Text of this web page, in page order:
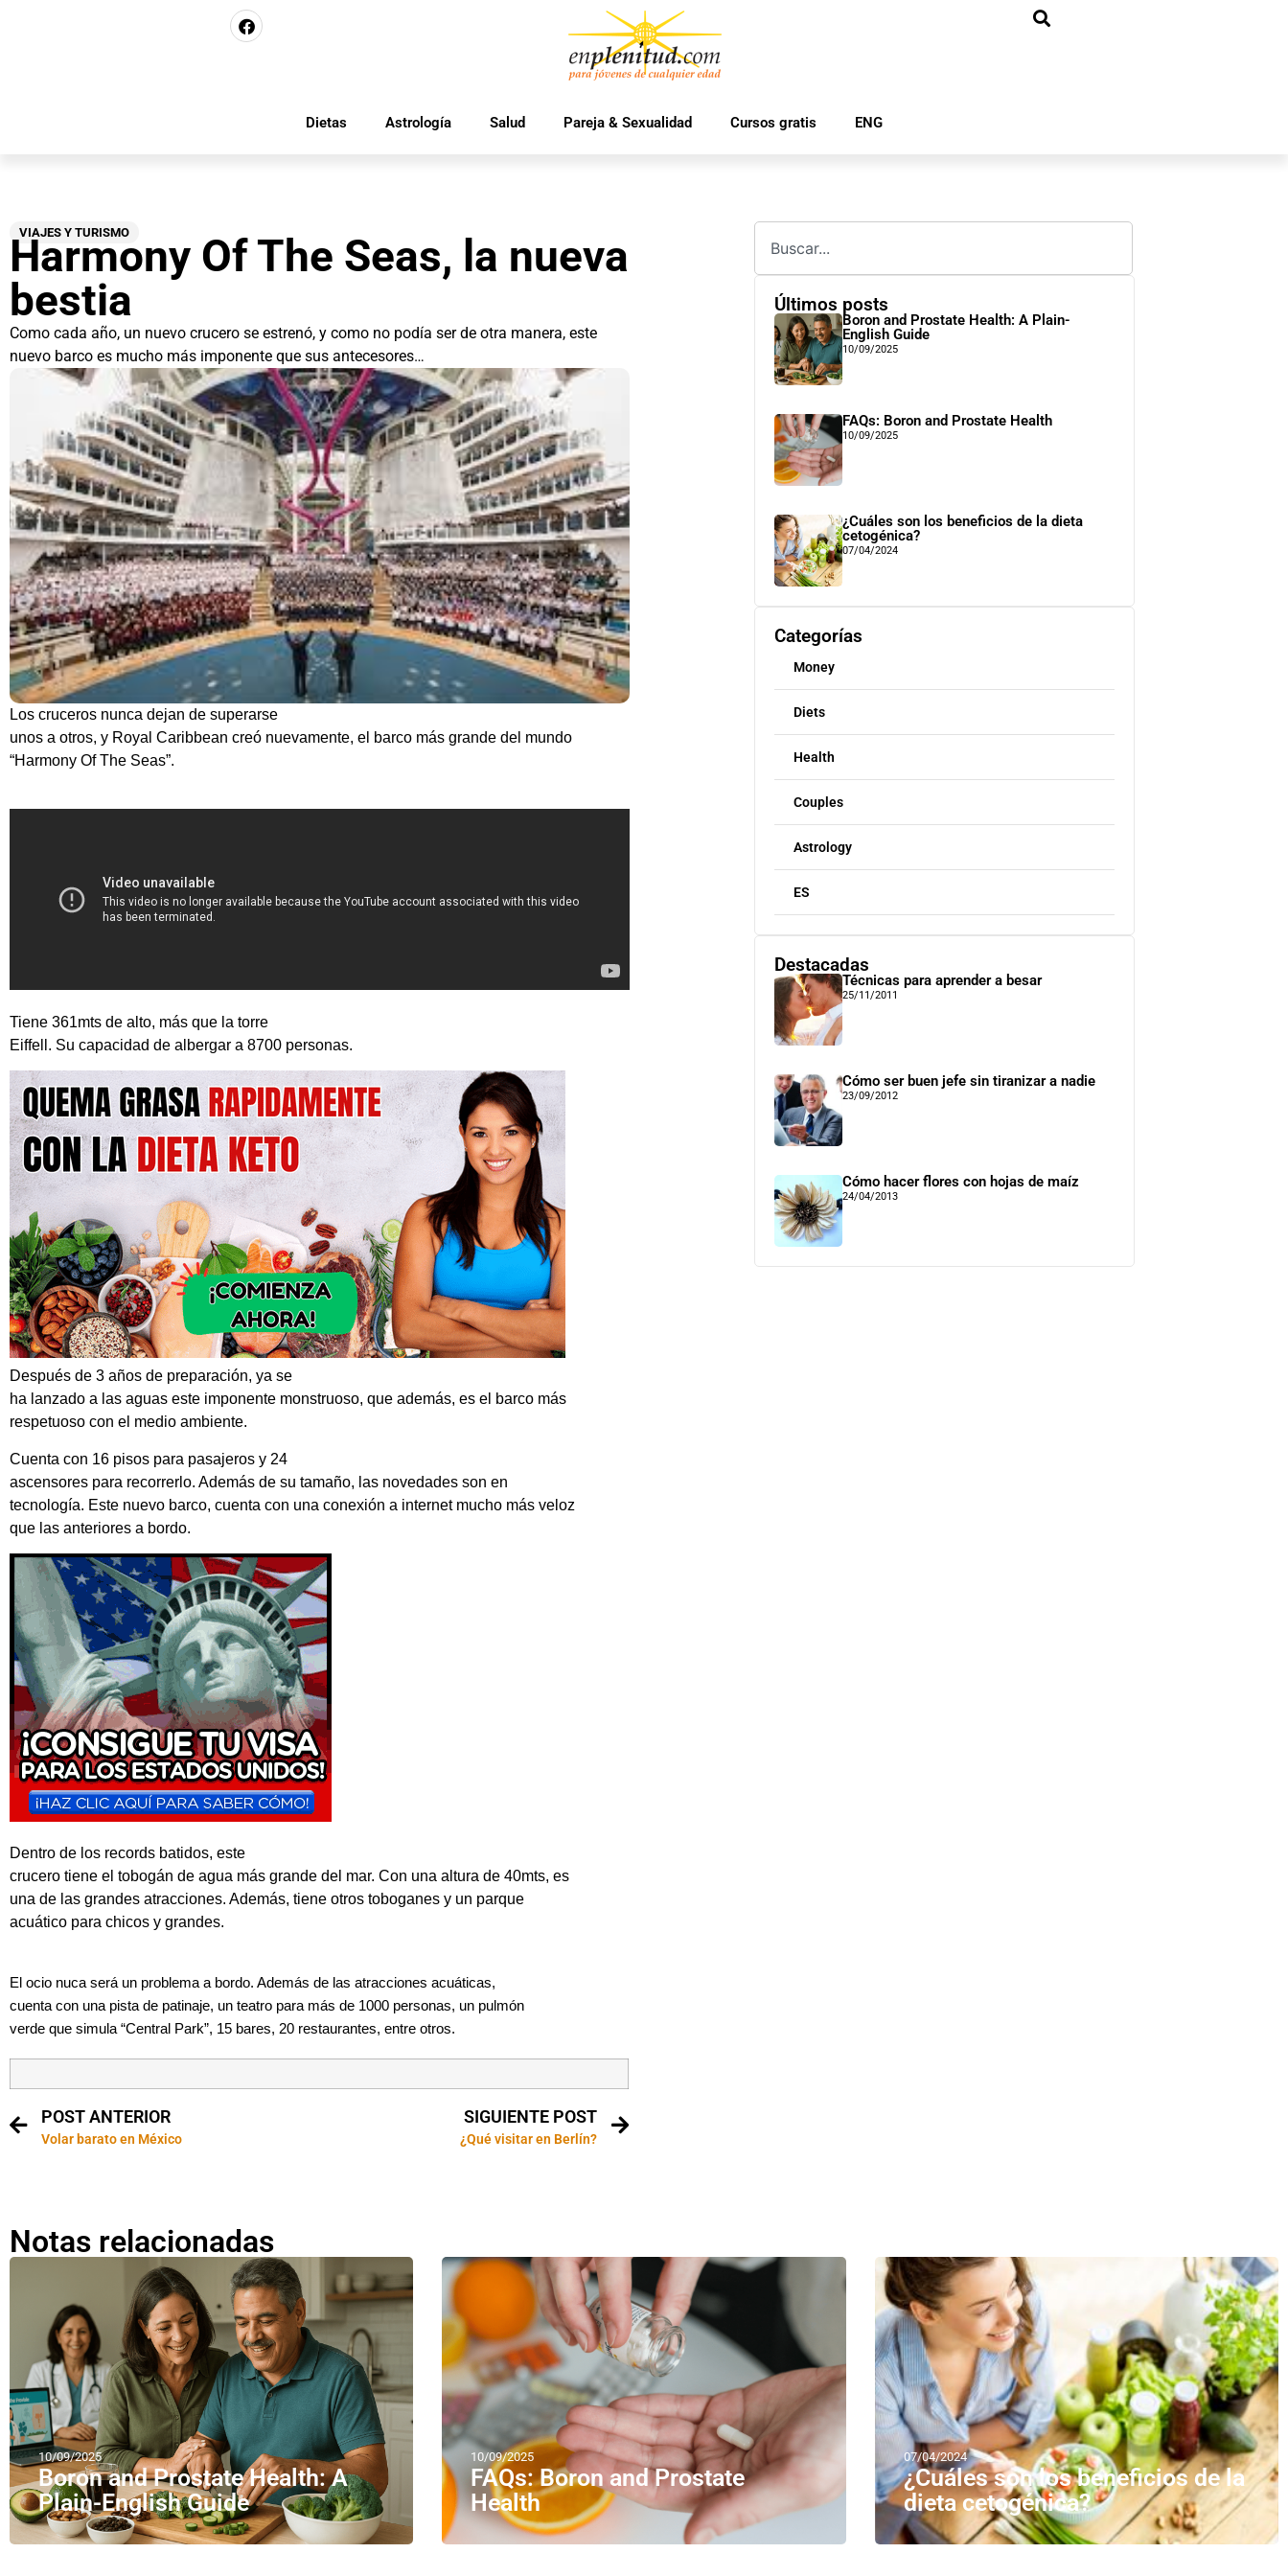
Dietas Astrología Salud Pareja & Sexualidad Cursos gratis ENG
VIAJES Y TURISMO
Harmony Of The Seas, la nueva
bestia
Como cada año, un nuevo crucero se estrenó, y como no podía ser de otra manera, este
nuevo barco es mucho más imponente que sus antecesores…
Los cruceros nunca dejan de superarse
unos a otros, y Royal Caribbean creó nuevamente, el barco más grande del mundo
“Harmony Of The Seas”.
Tiene 361mts de alto, más que la torre
Eiffell. Su capacidad de albergar a 8700 personas.
Después de 3 años de preparación, ya se
ha lanzado a las aguas este imponente monstruoso, que además, es el barco más
respetuoso con el medio ambiente.
Cuenta con 16 pisos para pasajeros y 24
ascensores para recorrerlo. Además de su tamaño, las novedades son en
tecnología. Este nuevo barco, cuenta con una conexión a internet mucho más veloz
que las anteriores a bordo.
Dentro de los records batidos, este
crucero tiene el tobogán de agua más grande del mar. Con una altura de 40mts, es
una de las grandes atracciones. Además, tiene otros toboganes y un parque
acuático para chicos y grandes.
El ocio nuca será un problema a bordo. Además de las atracciones acuáticas,
cuenta con una pista de patinaje, un teatro para más de 1000 personas, un pulmón
verde que simula “Central Park”, 15 bares, 20 restaurantes, entre otros.
POST ANTERIOR
Volar barato en México
SIGUIENTE POST
¿Qué visitar en Berlín?
Últimos posts
Boron and Prostate Health: A Plain-
English Guide
10/09/2025
FAQs: Boron and Prostate Health
10/09/2025
¿Cuáles son los beneficios de la dieta
cetogénica?
07/04/2024
Categorías
Money
Diets
Health
Couples
Astrology
ES
Destacadas
Técnicas para aprender a besar
25/11/2011
Cómo ser buen jefe sin tiranizar a nadie
23/09/2012
Cómo hacer flores con hojas de maíz
24/04/2013
Notas relacionadas
10/09/2025
Boron and Prostate Health: A
Plain-English Guide
10/09/2025
FAQs: Boron and Prostate
Health
07/04/2024
¿Cuáles son los beneficios de la
dieta cetogénica?